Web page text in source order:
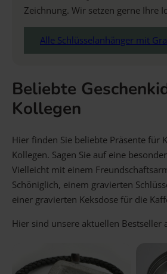
Zeichnung. Wir setzen gerne Ihre
Alle Schlüsselanhänger mit
Beliebte
Kollegen
Hier finden Sie beliebte Präsente für
Kollegen. Sagen Sie auf eine
Vielleicht mit einem
Schöniglich, einem gravierten
einer gravierten Keksdose für die
Hier sind unsere aktuellen Bestseller